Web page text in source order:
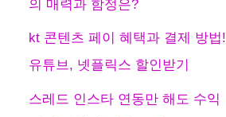
의 매력과 함정은?
kt 콘텐츠 페이 혜택과 결제 방법!
유튜브, 넷플릭스 할인받기
스레드 인스타 연동만 해도 수익